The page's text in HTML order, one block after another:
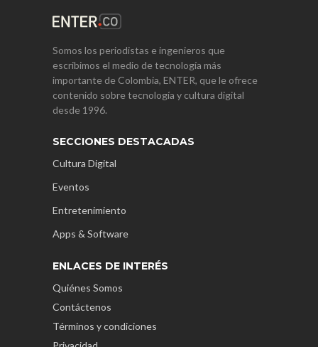
Somos los periodistas e ingenieros que
escribimos el medio de tecnología más
importante de Colombia, ENTER, que le ofrece
contenido sobre tecnología y cultura digital
desde 1996.
SECCIONES DESTACADAS
Cultura Digital
Eventos
Entretenimiento
Apps & Software
ENLACES DE INTERÉS
Quiénes Somos
Contáctenos
Términos y condiciones